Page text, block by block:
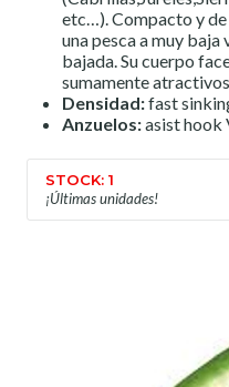
etc…). Compacto y
una pesca a muy
bajada. Su cuerpo
sumamente
Densidad:fast
Anzuelos:asist hook
STOCK: 1
¡Últimas unidades!